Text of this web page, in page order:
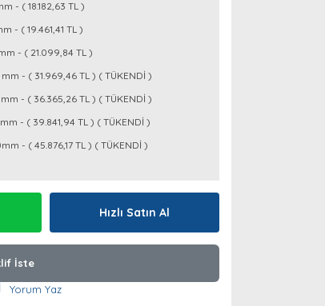
- ( 18.182,63 TL )
- ( 19.461,41 TL )
- ( 21.099,84 TL )
mm - ( 31.969,46 TL ) ( TÜKENDİ )
mm - ( 36.365,26 TL ) ( TÜKENDİ )
mm - ( 39.841,94 TL ) ( TÜKENDİ )
- ( 45.876,17 TL ) ( TÜKENDİ )
Hızlı Satın Al
İste
Yorum Yaz